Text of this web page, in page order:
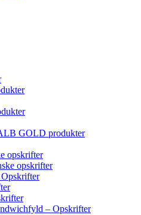
GOLD produkter
opskrifter
opskrifter
Opskrifter
– Opskrifter